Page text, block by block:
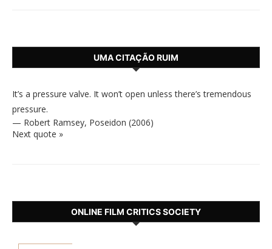
UMA CITAÇÃO RUIM
It’s a pressure valve. It won’t open unless there’s tremendous
pressure.
— Robert Ramsey, Poseidon (2006)
Next quote »
ONLINE FILM CRITICS SOCIETY